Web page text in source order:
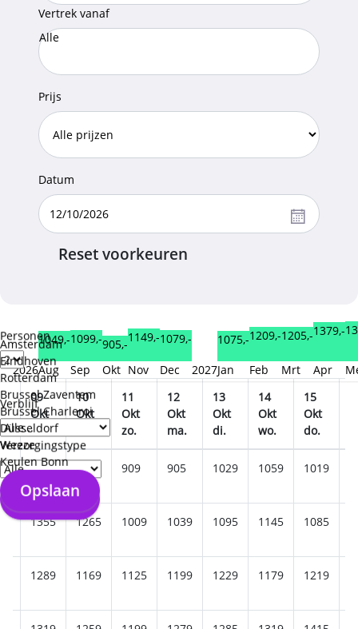
Personen
Verblijf
Verzorgingstype
Opslaan
Vertrek vanaf
Alle
Amsterdam
Eindhoven
Rotterdam
Brussel Zaventem
Brussel Charleroi
Düsseldorf
Weeze
Keulen Bonn
Opslaan
Prijs
Datum
Reset voorkeuren
2026
1049,-
Aug
1099,-
Sep
905,-
Okt
1149,-
Nov
1079,-
Dec 2027
1075,-
Jan
1209,-
Feb
1205,-
Mrt
1379,-
Apr
09
Okt
vr.
10
Okt
11
Okt
zo.
12
Okt
ma.
13
Okt
di.
14
Okt
wo.
15
Okt
do.
1245 1159 909 905 1029 1059 1019
1355 1265 1009 1039 1095 1145 1085
1289 1169 1125 1199 1229 1179 1219